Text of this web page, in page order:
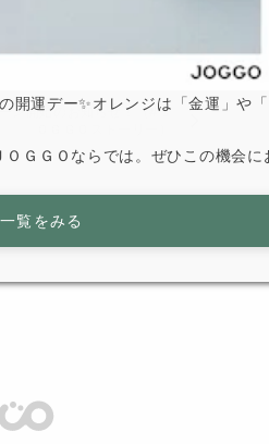
ン開始のお知らせ！（#Ｊ
運デー✨オレンジは「金運」や
ＧＧＯならでは。ぜひこの機会
覧をみる